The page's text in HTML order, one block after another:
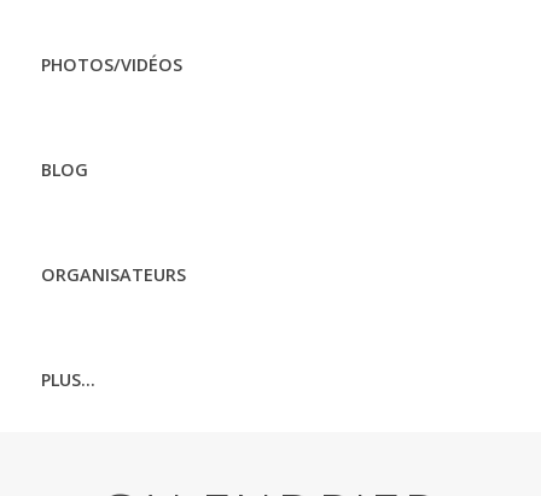
PHOTOS/VIDÉOS
BLOG
ORGANISATEURS
PLUS...